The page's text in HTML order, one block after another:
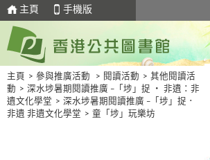
主頁 手機版
主頁 > 參與推廣活動 > 閱讀活動 > 其他閱讀活
動 > 深水埗暑期閱讀推廣 –「埗」捉 ‧ 非遺：非
遺文化學堂 > 深水埗暑期閱讀推廣 –「埗」捉．
非遺 非遺文化學堂 > 童「埗」玩樂坊